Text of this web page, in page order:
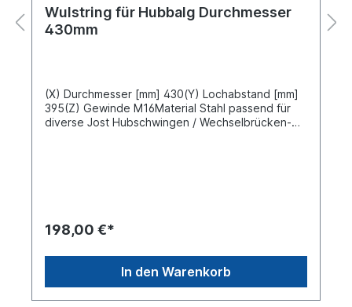
Wulstring für Hubbalg Durchmesser
430mm
(X) Durchmesser [mm] 430(Y) Lochabstand [mm]
395(Z) Gewinde M16Material Stahl passend für
diverse Jost Hubschwingen / Wechselbrücken-
198,00 €*
In den Warenkorb